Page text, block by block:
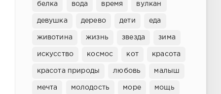
белка вода время вулкан
девушка дерево дети еда
животина жизнь звезда зима
искусство космос кот красота
красота природы любовь малыш
мечта молодость море мощь